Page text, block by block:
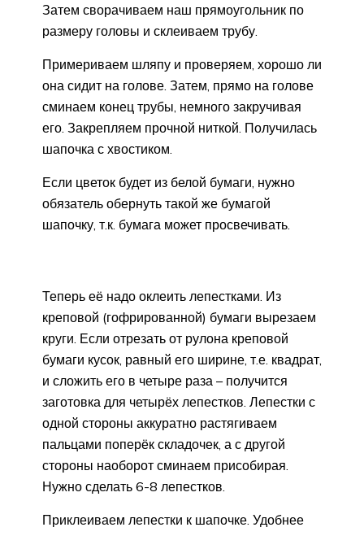
Затем сворачиваем наш прямоугольник по
размеру головы и склеиваем трубу.
Примериваем шляпу и проверяем, хорошо ли
она сидит на голове. Затем, прямо на голове
сминаем конец трубы, немного закручивая
его. Закрепляем прочной ниткой. Получилась
шапочка с хвостиком.
Если цветок будет из белой бумаги, нужно
обязатель обернуть такой же бумагой
шапочку, т.к. бумага может просвечивать.
Теперь её надо оклеить лепестками. Из
креповой (гофрированной) бумаги вырезаем
круги. Если отрезать от рулона креповой
бумаги кусок, равный его ширине, т.е. квадрат,
и сложить его в четыре раза – получится
заготовка для четырёх лепестков. Лепестки с
одной стороны аккуратно растягиваем
пальцами поперёк складочек, а с другой
стороны наоборот сминаем присобирая.
Нужно сделать 6-8 лепестков.
Приклеиваем лепестки к шапочке. Удобнее